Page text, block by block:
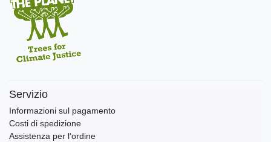
Servizio
Informazioni sul pagamento
Costi di spedizione
Assistenza per l‘ordine